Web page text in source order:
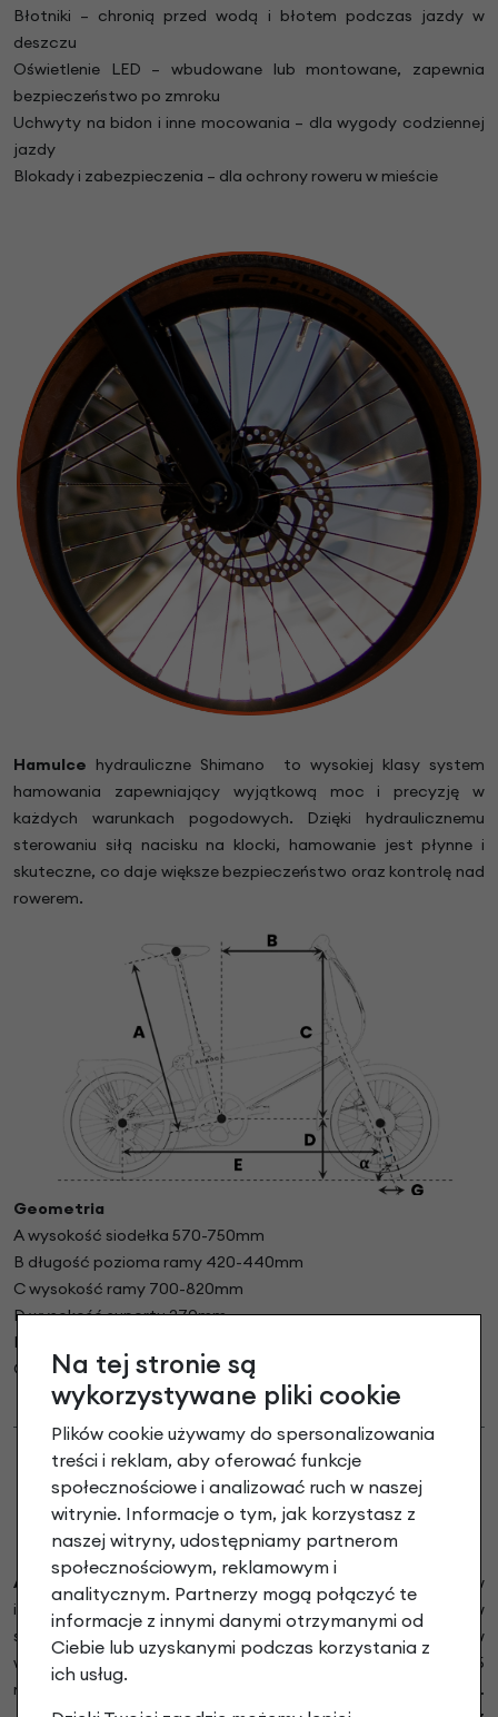
Błotniki – chronią przed wodą i błotem podczas jazdy w
deszczu
Oświetlenie LED – wbudowane lub montowane, zapewnia
bezpieczeństwo po zmroku
Uchwyty na bidon i inne mocowania – dla wygody codziennej
jazdy
Blokady i zabezpieczenia – dla ochrony roweru w mieście
Hamulce hydrauliczne Shimano to wysokiej klasy system
hamowania zapewniający wyjątkową moc i precyzję w
każdych warunkach pogodowych. Dzięki hydraulicznemu
sterowaniu siłą nacisku na klocki, hamowanie jest płynne i
skuteczne, co daje większe bezpieczeństwo oraz kontrolę nad
rowerem.
Geometria
A wysokość siodełka 570-750mm
B długość pozioma ramy 420-440mm
C wysokość ramy 700-820mm
D wysokość suportu 270mm
E baza kół 1088mm
G wyprzedzenie 54mm
Ahooga
to belgijska marka specjalizująca się w
innowacyjnych, kompaktowych rowerach miejskich – w
szczególności składanych – które nie wymagają kompromisów
w kwestii komfortu jazdy ani designu. Marka powstała w 2015
roku w Brukseli, gdzie do dziś realizowana jest część montażu.
Na tej stronie są
wykorzystywane pliki cookie
Plików cookie używamy do spersonalizowania
treści i reklam, aby oferować funkcje
społecznościowe i analizować ruch w naszej
witrynie. Informacje o tym, jak korzystasz z
naszej witryny, udostępniamy partnerom
społecznościowym, reklamowym i
analitycznym. Partnerzy mogą połączyć te
informacje z innymi danymi otrzymanymi od
Ciebie lub uzyskanymi podczas korzystania z
ich usług.